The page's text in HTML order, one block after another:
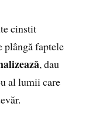
cinstit
plângă faptele
, dau
al lumii care